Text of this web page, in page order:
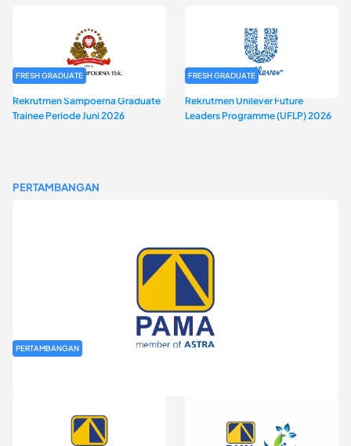
FRESH GRADUATE
Rekrutmen Sampoerna Graduate
Trainee Periode Juni 2026
FRESH GRADUATE
Rekrutmen Unilever Future
Leaders Programme (UFLP) 2026
PERTAMBANGAN
PERTAMBANGAN